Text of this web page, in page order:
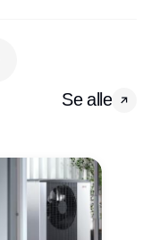
Se alle